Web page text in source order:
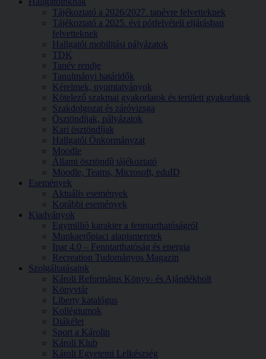
Tájékoztató a 2026/2027. tanévre felvetteknek
Tájékoztató a 2025. évi pótfelvételi eljárásban
felvetteknek
Hallgatói mobilitási pályázatok
TDK
Tanév rendje
Tanulmányi határidők
Kérelmek, nyomtatványok
Kötelező szakmai gyakorlatok és területi gyakorlatok
Szakdolgozat és záróvizsga
Ösztöndíjak, pályázatok
Kari ösztöndíjak
Hallgatói Önkormányzat
Moodle
Állami ösztöndíj tájékoztató
Moodle, Teams, Microsoft, eduID
Események
Aktuális események
Korábbi események
Kiadványok
Egymillió karakter a fenntarthatóságról
Munkaerőpiaci alapismeretek
Ipar 4.0 – Fenntarthatóság és energia
Recreation Tudományos Magazin
Szolgáltatásaink
Károli Református Könyv- és Ajándékbolt
Könyvtár
Liberty katalógus
Kollégiumok
Diákélet
Sport a Károlin
Károli Klub
Károli Egyetemi Lelkészség